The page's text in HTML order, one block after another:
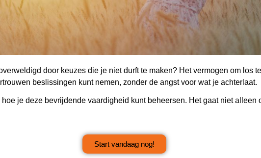
door keuzes die je niet durft te maken? Het vermogen om los
beslissingen kunt nemen, zonder de angst voor wat je achterlaat.
je deze bevrijdende vaardigheid kunt beheersen. Het gaat niet alleen
Start vandaag nog!